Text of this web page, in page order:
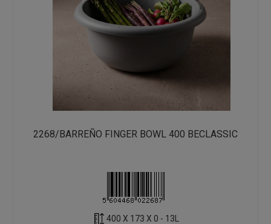
2268/BARREÑO FINGER BOWL 400 BECLASSIC
400 X 173 X 0 - 13L